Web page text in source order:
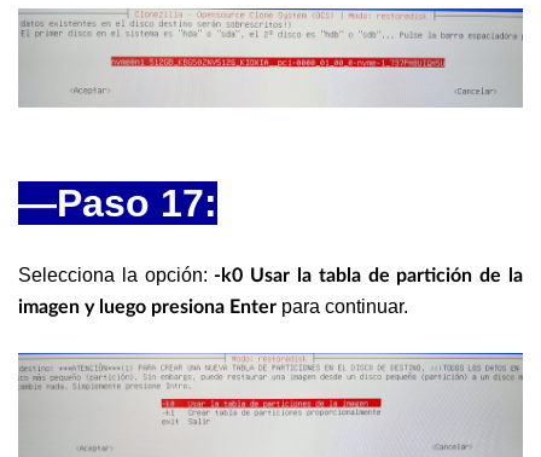
—Paso 17:
Selecciona la opción: -k0 Usar la tabla de partición de la
imagen y luego presiona Enter para continuar.